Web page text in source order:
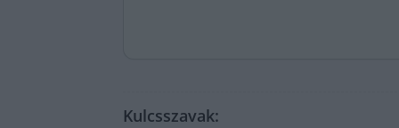
Kulcsszavak: